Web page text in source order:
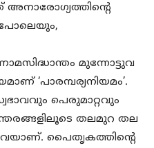
മുന്നോട്ടുവ
‘പാരമ്പര്യനിയമം’.
പെരുമാറ്റവും
തലമുറ തല
പൈതൃകത്തിന്റെ